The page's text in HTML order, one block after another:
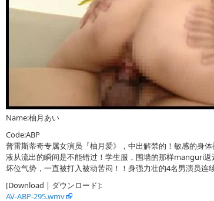
Name:柚月あい
Code:ABP
普雷斯蒂奇专属女演员『柚月爱》，中出解禁的！敏感的身
液从流出的瞬间是不能错过！学生服，围墙的那样manguri
坏位气势，一直被打入被动苦闷！！身强力壮的4名男演员连
[Download | ダウンロード]:
AV-ABP-295.wmv